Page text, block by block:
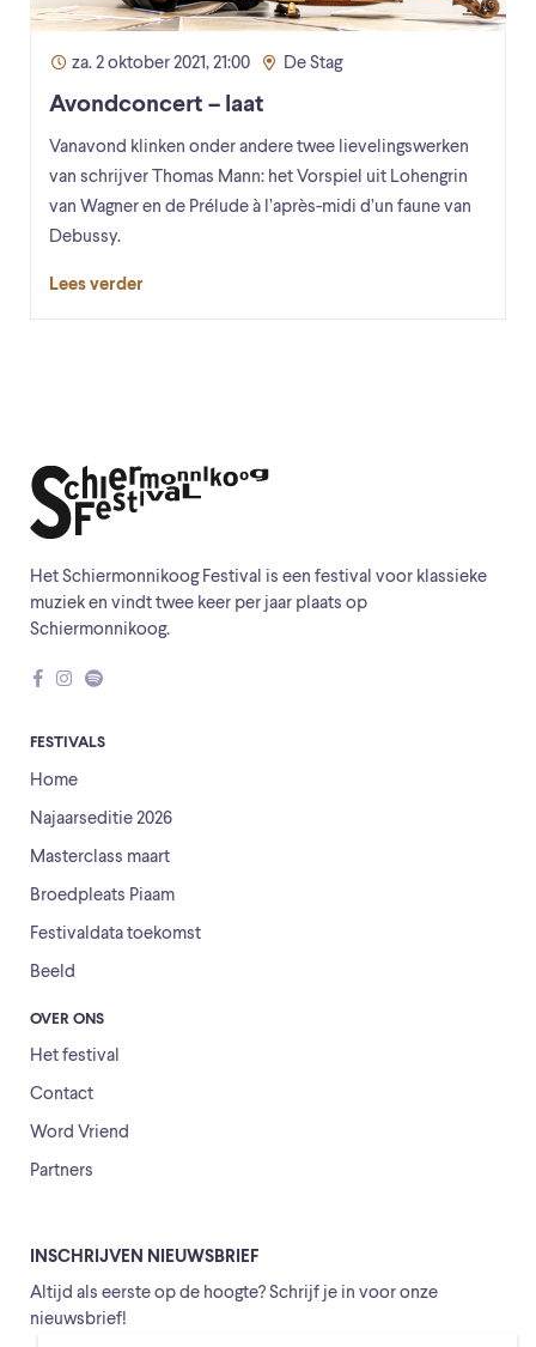
za. 2 oktober 2021, 21:00 De Stag
Avondconcert – laat
Vanavond klinken onder andere twee lievelingswerken
van schrijver Thomas Mann: het Vorspiel uit Lohengrin
van Wagner en de Prélude à l’après-midi d’un faune van
Debussy.
Lees verder
Het Schiermonnikoog Festival is een festival voor klassieke
muziek en vindt twee keer per jaar plaats op
Schiermonnikoog.
FESTIVALS
Home
Najaarseditie 2026
Masterclass maart
Broedpleats Piaam
Festivaldata toekomst
Beeld
OVER ONS
Het festival
Contact
Word Vriend
Partners
INSCHRIJVEN NIEUWSBRIEF
Altijd als eerste op de hoogte? Schrijf je in voor onze
nieuwsbrief!